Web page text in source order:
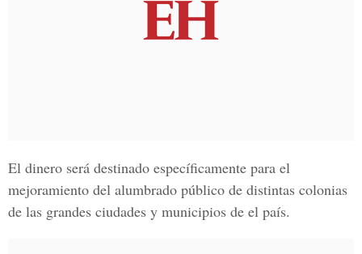
El dinero será destinado específicamente para el
mejoramiento del alumbrado público de distintas colonias
de las grandes ciudades y municipios de el país.